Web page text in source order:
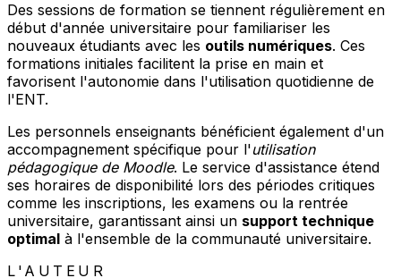
Des sessions de formation se tiennent régulièrement en
début d'année universitaire pour familiariser les
nouveaux étudiants avec les outils numériques. Ces
formations initiales facilitent la prise en main et
favorisent l'autonomie dans l'utilisation quotidienne de
l'ENT.
Les personnels enseignants bénéficient également d'un
accompagnement spécifique pour l'utilisation
pédagogique de Moodle. Le service d'assistance étend
ses horaires de disponibilité lors des périodes critiques
comme les inscriptions, les examens ou la rentrée
universitaire, garantissant ainsi un support technique
optimal à l'ensemble de la communauté universitaire.
L'AUTEUR